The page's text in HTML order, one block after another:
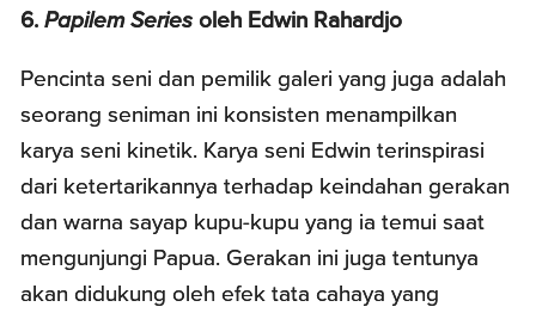
6.Papilem Series oleh Edwin Rahardjo
Pencinta seni dan pemilik galeri yang juga adalah
seorang seniman ini konsisten menampilkan
karya seni kinetik. Karya seni Edwin terinspirasi
dari ketertarikannya terhadap keindahan gerakan
dan warna sayap kupu-kupu yang ia temui saat
mengunjungi Papua. Gerakan ini juga tentunya
akan didukung oleh efek tata cahaya yang